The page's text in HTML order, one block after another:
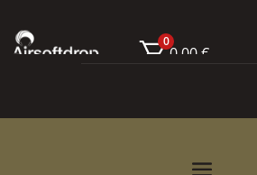
0
0,00€